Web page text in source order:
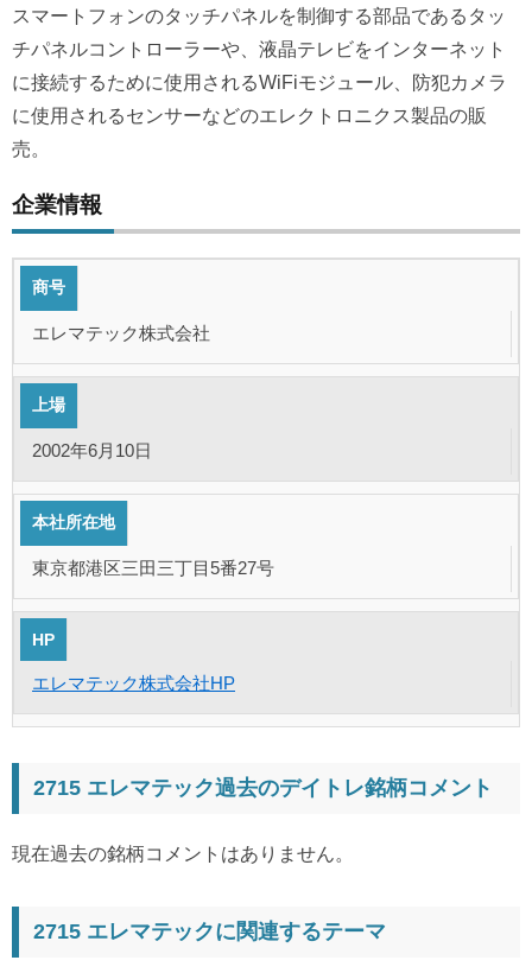
スマートフォンのタッチパネルを制御する部品であるタッ
チパネルコントローラーや、液晶テレビをインターネット
に接続するために使用されるWiFiモジュール、防犯カメラ
に使用されるセンサーなどのエレクトロニクス製品の販
売。
企業情報
商号
エレマテック株式会社
上場
2002年6月10日
本社所在地
東京都港区三田三丁目5番27号
HP
エレマテック株式会社HP
2715 エレマテック過去のデイトレ銘柄コメント
現在過去の銘柄コメントはありません。
2715 エレマテックに関連するテーマ